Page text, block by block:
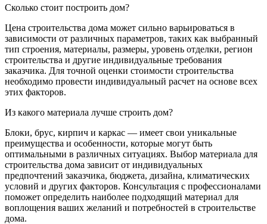
Сколько стоит построить дом?
Цена строительства дома может сильно варьироваться в
зависимости от различных параметров, таких как выбранный
тип строения, материалы, размеры, уровень отделки, регион
строительства и другие индивидуальные требования
заказчика. Для точной оценки стоимости строительства
необходимо провести индивидуальный расчет на основе всех
этих факторов.
Из какого материала лучше строить дом?
Блоки, брус, кирпич и каркас — имеет свои уникальные
преимущества и особенности, которые могут быть
оптимальными в различных ситуациях. Выбор материала для
строительства дома зависит от индивидуальных
предпочтений заказчика, бюджета, дизайна, климатических
условий и других факторов. Консультация с профессионалами
поможет определить наиболее подходящий материал для
воплощения ваших желаний и потребностей в строительстве
дома.